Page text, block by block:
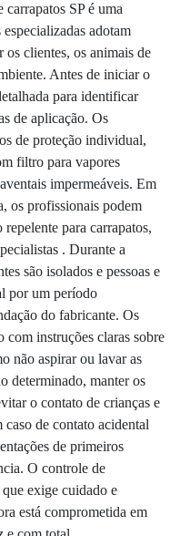
SP é uma
adotam
clientes, os animais de
Antes de iniciar o
para identificar
de aplicação. Os
de proteção individual,
filtro para vapores
impermeáveis. Em
os profissionais podem
para carrapatos,
. Durante a
são isolados e pessoas e
por um período
do fabricante. Os
com instruções claras sobre
não aspirar ou lavar as
determinado, manter os
o contato de crianças e
caso de contato acidental
de primeiros
O controle de
exige cuidado e
está comprometida em